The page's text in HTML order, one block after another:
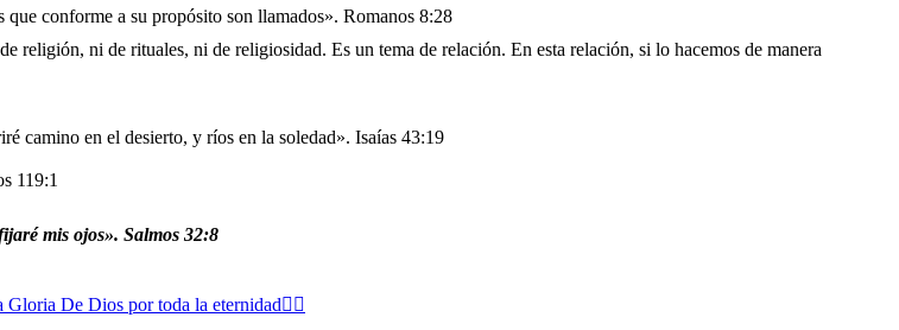
que conforme a su propósito son llamados». Romanos 8:28
ni de rituales, ni de religiosidad. Es un tema de relación. En esta relación, si lo hacemos de manera
camino en el desierto, y ríos en la soledad». Isaías 43:19
119:1
mis ojos». Salmos 32:8
De Dios por toda la eternidad👈🏻